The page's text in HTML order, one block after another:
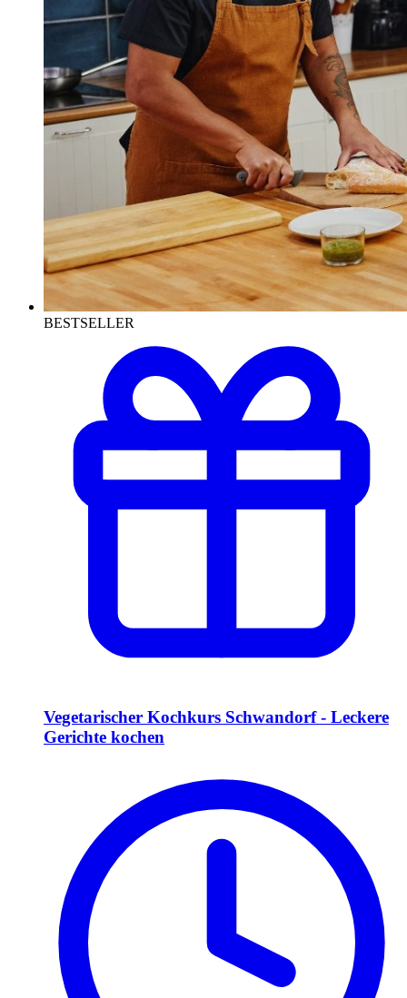
BESTSELLER
Vegetarischer Kochkurs Schwandorf - Leckere
Gerichte kochen